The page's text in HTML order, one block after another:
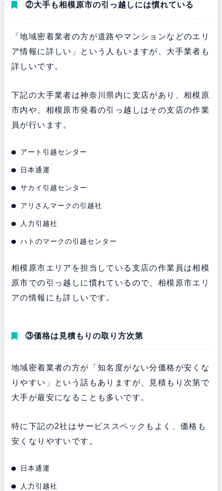
②大手も相模原市の引っ越しには慣れている
「地域密着業者の方が道路やマンションなどのエリ
ア情報に詳しい」という人もいますが、大手業者も
詳しいです。
下記の大手業者は神奈川県内に支店があり、相模原
市内や、相模原市発着の引っ越しはその支店の作業
員が行います。
アート引越センター
日本通運
サカイ引越センター
アリさんマークの引越社
人力引越社
ハトのマークの引越センター
相模原市エリアを担当している支店の作業員は相模
原市での引っ越しに慣れているので、相模原市エリ
アの情報にも詳しいです。
③価格は見積もりの取り方次第
地域密着業者の方が「知名度がない分価格が安くな
りやすい」という話もありますが、見積もり次第で
大手が最安になることも多いです。
特に下記の2社はサービススペックもよく、価格も
安くなりやすいです。
日本通運
人力引越社